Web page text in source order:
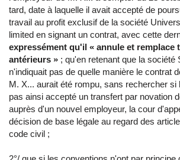
tard, date à laquelle il avait accepté de
travail au profit exclusif de la société
limited en signant un contrat, avec cette
expressément qu'il « annule et remplace
antérieurs » ; qu'en retenant que la société
n'indiquait pas de quelle manière le contrat
M. X... aurait été rompu, sans rechercher si
pas ainsi accepté un transfert par novation
auprès d'un nouvel employeur, la cour
décision de base légale au regard des
code civil ;